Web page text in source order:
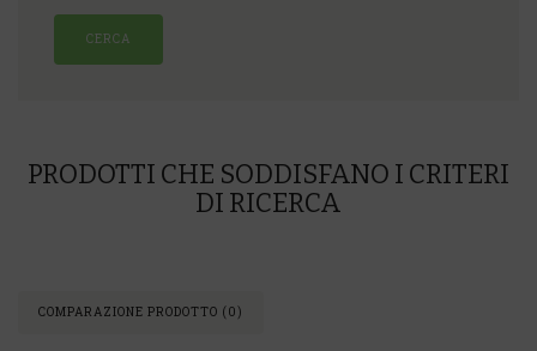
PRODOTTI CHE SODDISFANO I CRITERI
DI RICERCA
COMPARAZIONE PRODOTTO (0)